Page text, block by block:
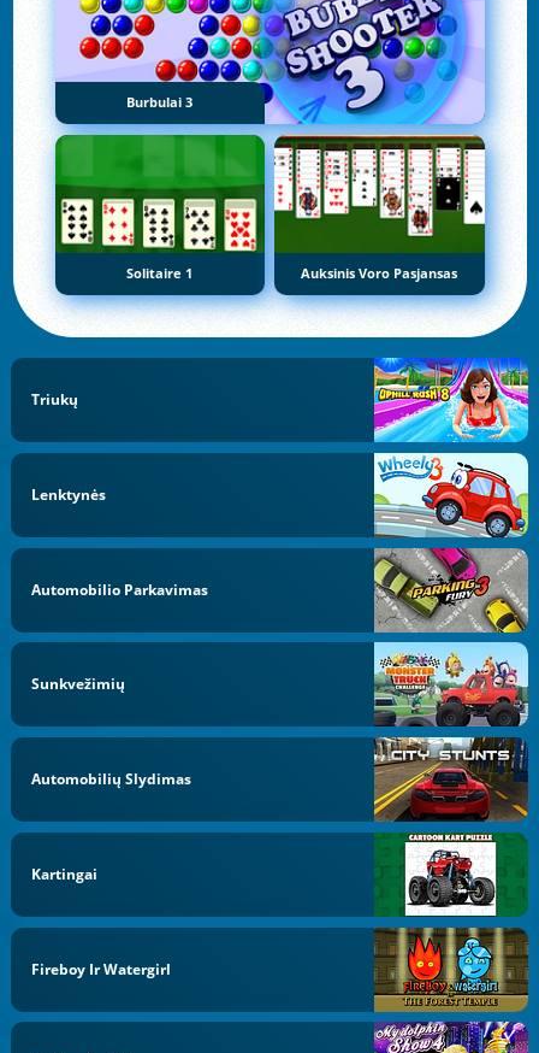
Burbulai 3
Solitaire 1 Auksinis Voro Pasjansas
Triukų
Lenktynės
Automobilio Parkavimas
Sunkvežimių
Automobilių Slydimas
Kartingai
Fireboy Ir Watergirl